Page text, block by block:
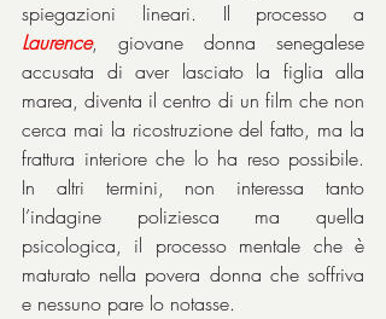
Laurence, giovane donna senegalese
accusata di aver lasciato la figlia alla
marea, diventa il centro di un film che non
cerca mai la ricostruzione del fatto, ma la
frattura interiore che lo ha reso possibile.
In altri termini, non interessa tanto
l’indagine poliziesca ma quella
psicologica, il processo mentale che è
maturato nella povera donna che soffriva
e nessuno pare lo notasse.